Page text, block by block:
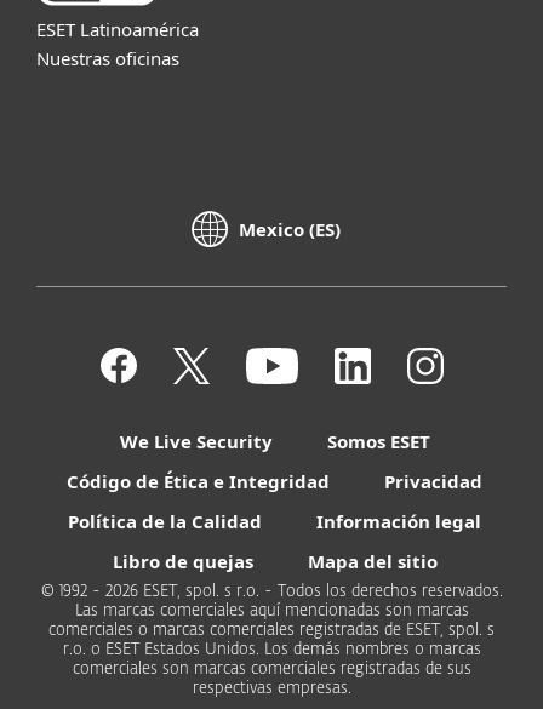
ESET Latinoamérica
Nuestras oficinas
Mexico (ES)
We Live Security
Somos ESET
Código de Ética e Integridad
Privacidad
Política de la Calidad
Información legal
Libro de quejas
Mapa del sitio
© 1992 - 2026 ESET, spol. s r.o. - Todos los derechos reservados.
Las marcas comerciales aquí mencionadas son marcas
comerciales o marcas comerciales registradas de ESET, spol. s
r.o. o ESET Estados Unidos. Los demás nombres o marcas
comerciales son marcas comerciales registradas de sus
respectivas empresas.